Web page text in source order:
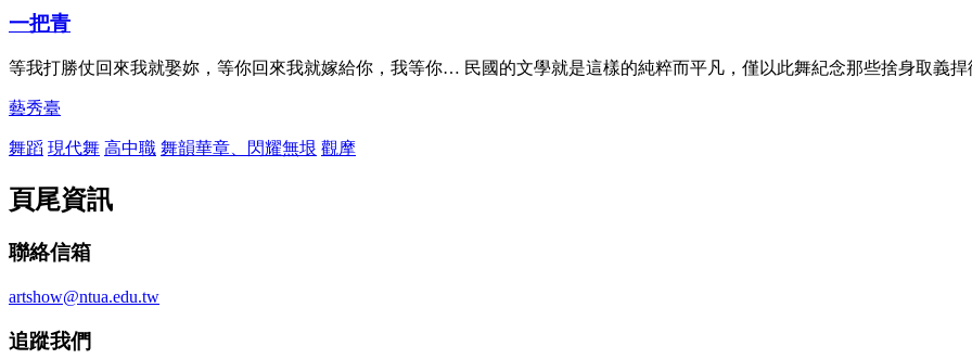
一把青
等我打勝仗回來我就娶妳，等你回來我就嫁給你，我等你… 民國的文學就是這樣的純粹而平凡，僅以此舞紀念那些捨身取
藝秀臺
舞蹈 現代舞 高中職 舞韻華章、閃耀無垠 觀摩
頁尾資訊
聯絡信箱
artshow@ntua.edu.tw
追蹤我們